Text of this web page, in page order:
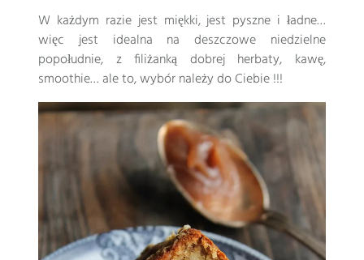
W każdym razie jest miękki, jest pyszne i ładne…
więc jest idealna na deszczowe niedzielne
popołudnie, z filiżanką dobrej herbaty, kawę,
smoothie… ale to, wybór należy do Ciebie !!!